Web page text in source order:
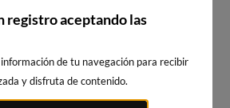
CERCANAS
registro aceptando las
de tu navegación para recibir
y disfruta de contenido.